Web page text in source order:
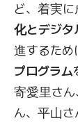
ど、着実に
化とデジタ
進するた
プログラム
寄愛里さ
ん、平山